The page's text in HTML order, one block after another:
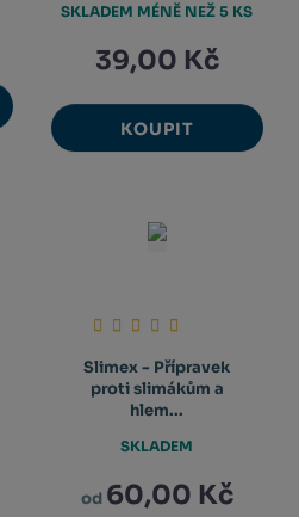
39,00 Kč
KOUPIT
SKLADEM MÉNĚ NEŽ 5 KS
Slimex - Přípravek
proti slimákům a
hlem...
od 60,00 Kč
SKLADEM